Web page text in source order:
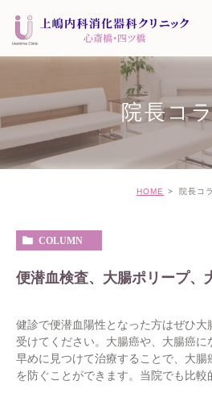
院長コ
HOME 院長コ
COLUMN
便潜血検査、大腸ポリープ、
健診で便潜血陽性となった方はぜひ大
受けてください。大腸癌や、大腸癌に
早めに見つけて治療することで、大
を防ぐことができます。当院でも比